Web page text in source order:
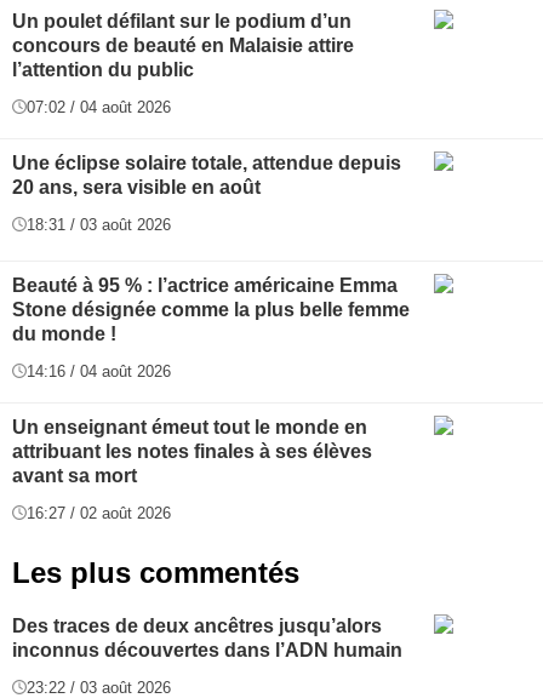
Un poulet défilant sur le podium d’un
concours de beauté en Malaisie attire
l’attention du public
07:02 / 04 août 2026
Une éclipse solaire totale, attendue depuis
20 ans, sera visible en août
18:31 / 03 août 2026
Beauté à 95 % : l’actrice américaine Emma
Stone désignée comme la plus belle femme
du monde !
14:16 / 04 août 2026
Un enseignant émeut tout le monde en
attribuant les notes finales à ses élèves
avant sa mort
16:27 / 02 août 2026
Les plus commentés
Des traces de deux ancêtres jusqu’alors
inconnus découvertes dans l’ADN humain
23:22 / 03 août 2026